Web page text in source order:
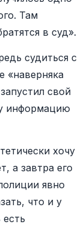
Там
в суд».
судиться с
«наверняка
свой
информацию
хочу
а завтра его
явно
что и у